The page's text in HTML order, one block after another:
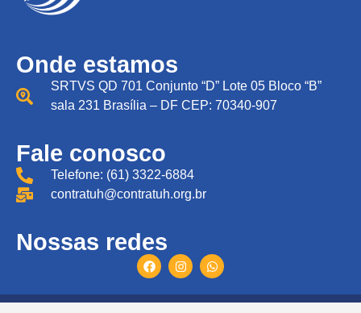
Onde estamos
SRTVS QD 701 Conjunto “D” Lote 05 Bloco “B”
sala 231 Brasília – DF CEP: 70340-907
Fale conosco
Telefone: (61) 3322-6884
contratuh@contratuh.org.br
Nossas redes